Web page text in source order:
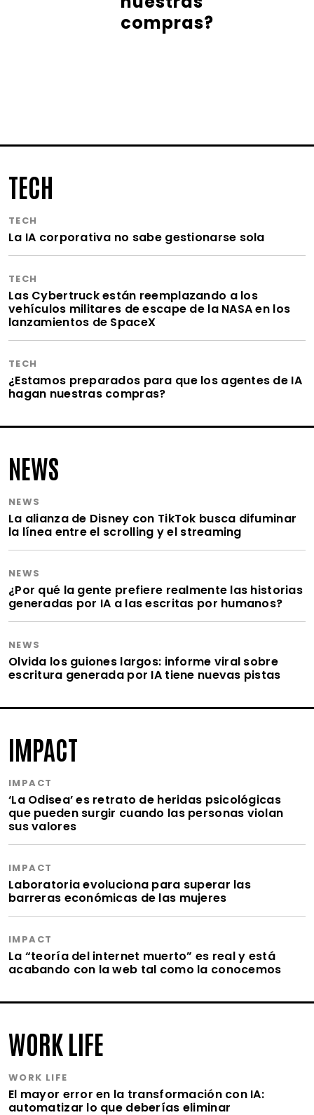
compras?
TECH
TECH
La IA corporativa no sabe gestionarse sola
TECH
Las Cybertruck están reemplazando a los
vehículos militares de escape de la NASA en los
lanzamientos de SpaceX
TECH
¿Estamos preparados para que los agentes de IA
hagan nuestras compras?
NEWS
NEWS
La alianza de Disney con TikTok busca difuminar
la línea entre el scrolling y el streaming
NEWS
¿Por qué la gente prefiere realmente las historias
generadas por IA a las escritas por humanos?
NEWS
Olvida los guiones largos: informe viral sobre
escritura generada por IA tiene nuevas pistas
IMPACT
IMPACT
‘La Odisea’ es retrato de heridas psicológicas
que pueden surgir cuando las personas violan
sus valores
IMPACT
Laboratoria evoluciona para superar las
barreras económicas de las mujeres
IMPACT
La “teoría del internet muerto” es real y está
acabando con la web tal como la conocemos
WORK LIFE
WORK LIFE
El mayor error en la transformación con IA:
automatizar lo que deberías eliminar